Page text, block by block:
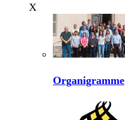
X
Organigramme